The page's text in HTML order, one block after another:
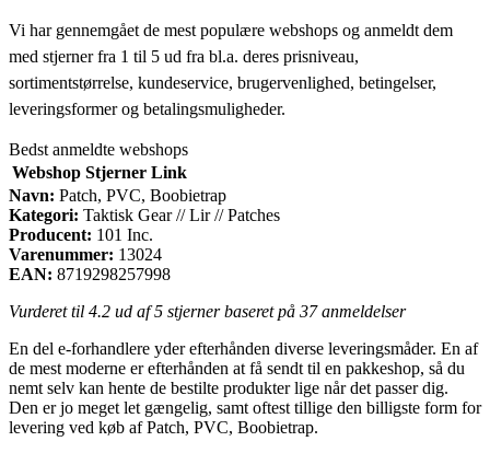
Vi har gennemgået de mest populære webshops og anmeldt dem
med stjerner fra 1 til 5 ud fra bl.a. deres prisniveau,
sortimentstørrelse, kundeservice, brugervenlighed, betingelser,
leveringsformer og betalingsmuligheder.
Bedst anmeldte webshops
Webshop Stjerner Link
Navn: Patch, PVC, Boobietrap
Kategori: Taktisk Gear // Lir // Patches
Producent: 101 Inc.
Varenummer: 13024
EAN: 8719298257998
Vurderet til 4.2 ud af 5 stjerner baseret på 37anmeldelser
En del e-forhandlere yder efterhånden diverse leveringsmåder. En af
de mest moderne er efterhånden at få sendt til en pakkeshop, så du
nemt selv kan hente de bestilte produkter lige når det passer dig.
Den er jo meget let gængelig, samt oftest tillige den billigste form for
levering ved køb af Patch, PVC, Boobietrap.